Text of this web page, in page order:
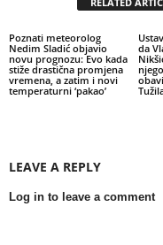
Poznati meteorolog
Nedim Sladić objavio
novu prognozu: Evo kada
stiže drastična promjena
vremena, a zatim i novi
temperaturni ‘pakao’
da
LEAVE A REPLY
Log in to leave a comment